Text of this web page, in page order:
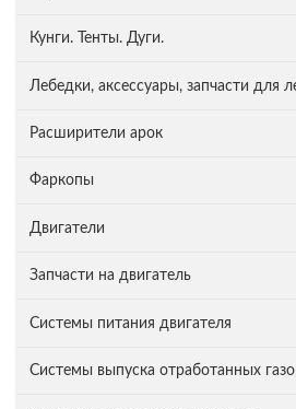
Кунги. Тенты. Дуги.
Лебедки, аксессуары, запчасти для
Расширители арок
Фаркопы
Двигатели
Запчасти на двигатель
Системы питания двигателя
Системы выпуска отработанных